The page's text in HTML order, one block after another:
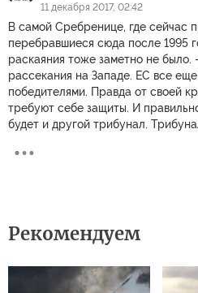
11 декабря 2017, 02:42
В самой Сребренице, где сейчас
перебравшиеся сюда после 1995
раскаяния тоже заметно не
рассекания на Западе. ЕС все
победителями. Правда от своей
требуют себе защиты. И
будет и другой трибунал.
Рекомендуем